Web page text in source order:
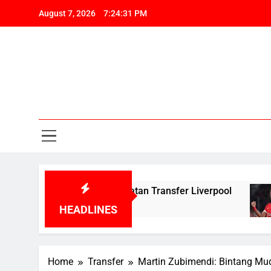
August 7, 2026 7:24:32 PM
Berita,
HEADLINES
Peningkatan Transfer Liverpool
12 Months
Home Transfer Martin Zubimendi: Bintang